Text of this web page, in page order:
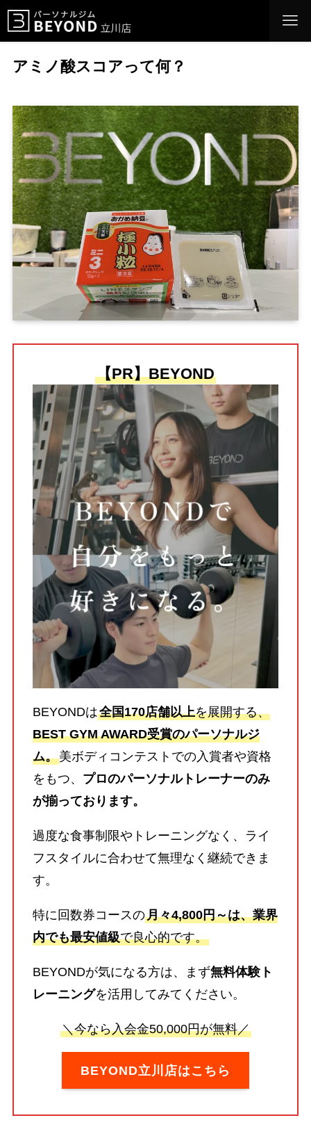
アミノ酸スコアって何？
【PR】BEYOND
BEYONDは全国170店舗以上を展開する、
BEST GYM AWARD受賞のパーソナルジ
ム。美ボディコンテストでの入賞者や資格
をもつ、 プロのパーソナルトレーナーのみ
が揃っております。
過度な食事制限やトレーニングなく、ライ
フスタイルに合わせて無理なく継続できま
す。
特に回数券コースの月々4,800円～は、業界
内でも最安値級で良心的です。
BEYONDが気になる方は、まず無料体験ト
レーニングを活用してみてください。
＼今なら入会金50,000円が無料／
BEYOND立川店はこちら